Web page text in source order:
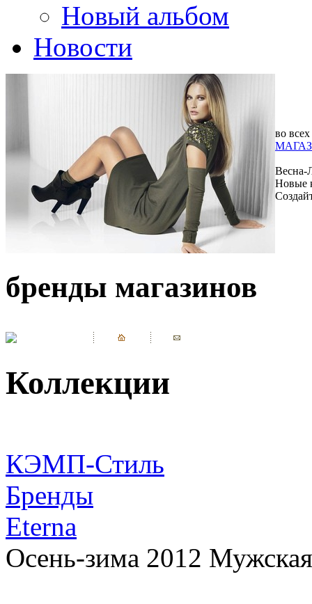
Новый альбом
Новости
во всех
Весна-
Новые
бренды магазинов
Коллекции
КЭМП-Стиль
Бренды
Eterna
Осень-зима 2012